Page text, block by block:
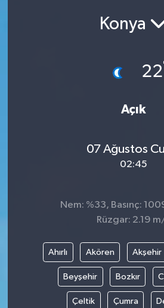
Konya
22
Açık
07 Ağustos
02:45
Nem: %33, Basınç:
Rüzgar: 2.19
Ahırlı Akören Akşehir
Beyşehir Bozkır
Çeltik Çumra